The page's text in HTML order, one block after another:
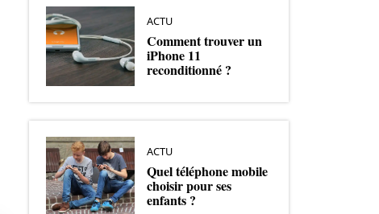
ACTU
Comment trouver un
iPhone 11
reconditionné ?
ACTU
Quel téléphone mobile
choisir pour ses
enfants ?